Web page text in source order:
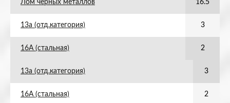
Лом черных металлов 16.5
13а (отд.категория) 3
16А (стальная) 2
13а (отд.категория) 3
16А (стальная) 2